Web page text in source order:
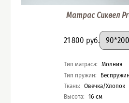
Матрас Сиквел
Цена
21 800 руб.
Размер:
Характеристики
Тип матраса: Молния
Тип пружин:
Ткань: Овечка/Хлопок
Высота: 16 см